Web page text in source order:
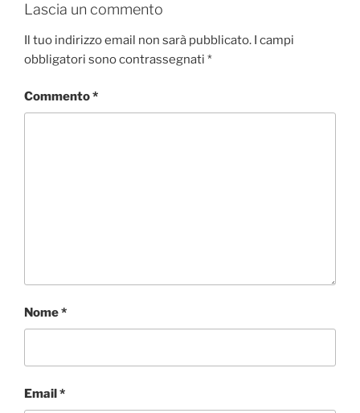
Lascia un commento
Il tuo indirizzo email non sarà pubblicato. I campi
obbligatori sono contrassegnati *
Commento*
Nome*
Email *